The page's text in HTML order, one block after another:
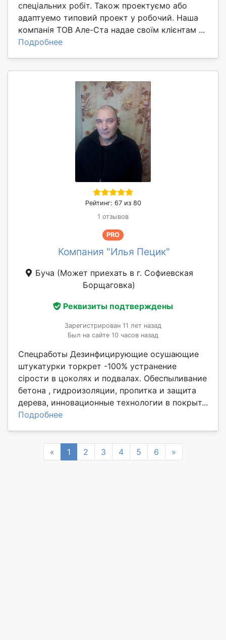
спеціальних робіт. Також проектуємо або
адаптуемо типовий проект у робочий. Наша
компанія ТОВ Але-Ста надае своїм клієнтам ...
Подробнее
Рейтинг: 67 из 80
1 отзывов
PRO
Компания "Илья Пецик"
Буча (Может приехать в г. Софиевская
Борщаговка)
Реквизиты подтверждены
Зарегистрирован 11 лет назад
Был на сайте 10 часов назад
Спецработы Дезинфицирующие осушающие
штукатурки торкрет -100% устранение
сірости в цоколях и подвалах. Обеспыливание
бетона , гидроизоляции, пропитка и защита
дерева, инновационные технологии в покрыт...
Подробнее
« Previous
1 2 3 4 5 6 »